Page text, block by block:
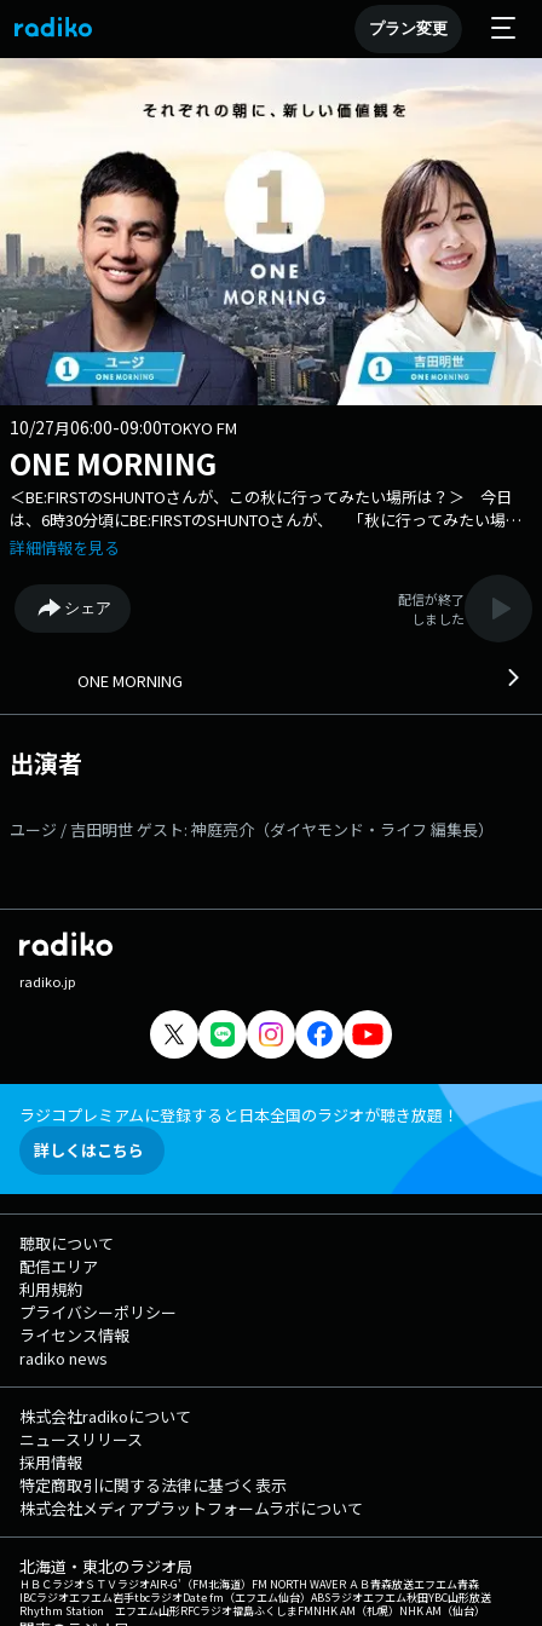
プラン変更
10/27月06:00-09:00TOKYO FM
ONE MORNING
＜BE:FIRSTのSHUNTOさんが、この秋に行ってみたい場所は？＞ 今日
は、6時30分頃にBE:FIRSTのSHUNTOさんが、 「秋に行ってみたい場
所」について話してくれます！ メッセージテーマは、高市首相が労働
なたが残業について思うこと、残業エピソード、 残業代でるならもっと
残業したいか？など、メッセージお待ちしています！ ワンモの公式Xで
は、投票「ワンジャッジ」も行います。 【ユージ】と、【吉田明世】
タートさせましょう！ #ワンモ で”あなたの声”も聞かせてください。 詳
曲をセレクトしていきます。 今週も朝に聴きたい【 Best Hits Request
】、エピソードと共にお待ちしています！！！ [ 時間多少前後する場
【 HEADLINE NEWS & WEATHER 】 今朝の最新ニュースは？
▽06:15〜 【 ワンコメ・ワンジャッジ 】 番組がピックアップしたニュー
】 全国の最新天気をお伝えします。 ▽06:30〜 【 HEADLINE NEWS &
WEATHER 】 HEADLINE NEWSと天気予報をお届けします。
▽06:55〜 【 MY OLYMPIC 】 トップアスリートたちが出演！ 日本各地
で開催される競技会などを通して、かつての名選手から将来有望なオリン
HEADLINE 】 お天気と最新のHEADLINE NEWSをお届け。 ▽07:08〜
【 交通情報 】 --- ▽07:10〜 【 リポビタンD TREND NET 】 今、知
現代の情報のプロフェッショナルたちが日替わりで解説します。
▽07:20〜 【 メットライフ生命 presents マイ マネーハック 】 未来の自
分のため、家族のため、保険や投資、これからの“おかね”について気にな
っていることはありませんか？ ニュースや身近な話題をきっかけに、
この時代にあった「マネーハック」について、マネーのエキスパートであ
る、ファイナンシャルプランナーさん達に教えてもらいます。 また、
番組では、あなたからの"おかね"にまつわる質問・悩みも募集中！ さら
に、毎週お金にまつわるクイズも出題しますので、聴けば、マネーの知識
が少しアップデートされるコーナーです♪ ▽07:29〜 【 交通情報
】 --- ▽07:33〜 【 TODAY'S WEATHER GUIDE 】 今日の天気をお伝
えします。 ▽07:35〜 【 HEADLINE NEWS 】 最新ニュースをお届け
します。 ▽07:40〜 【 NOEVIR Song of Life 】 数々の名曲・偉大なア
ーティストを一週間テーマに沿って紹介します。 ▽07:50〜 【 交通情
報 】 --- ▽07:52〜 【 羽田フライトインフォメーション 】 ---
▽08:01〜 【 イエローハット TODAY'S KEY NUMBER 】 この数字を知っ
ておけば、会議や朝礼で話せる！ 今日のニュースを象徴するたった一つ
の数字を紹介します。 ▽08:09〜 【 今日のスポーツ 】 今日、注目の
スポーツを60秒でまるっとチェックします。今朝チェックするの
は…？ ▽08:10〜 【 NEW TREND ONE 】 今、注目されているアイテ
▽08:32〜 【 龍角散 presents ONE MORNING 天気予報 】 今日の首都圏
の天気をはじめ、湿度や花粉＆UV情報など細かくお伝えします。
詳細情報を見る
シェア
配信が終了
しました
ONE MORNING
出演者
ユージ / 吉田明世 ゲスト: 神庭亮介（ダイヤモンド・ライフ 編集長）
radiko.jp
ラジコプレミアムに登録すると日本全国のラジオが聴き放題！
詳しくはこちら
聴取について
配信エリア
利用規約
プライバシーポリシー
ライセンス情報
radiko news
株式会社radikoについて
ニュースリリース
採用情報
特定商取引に関する法律に基づく表示
株式会社メディアプラットフォームラボについて
北海道・東北のラジオ局
ＨＢＣラジオＳＴＶラジオAIR-G'（FM北海道） FM NORTH WAVEＲＡＢ青森放送エフエム青森
IBCラジオエフエム岩手tbcラジオDate fm（エフエム仙台） ABSラジオエフエム秋田YBC山形放送
Rhythm Station エフエム山形RFCラジオ福島ふくしまFMNHK AM（札幌） NHK AM（仙台）